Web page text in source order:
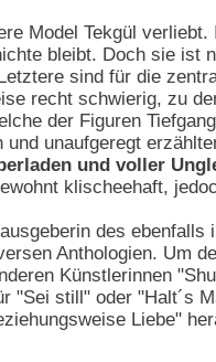
Model Tekgül
bleibt. Doch sie ist
sind für die
recht schwierig, zu
der Figuren
unaufgeregt
und voller
klischeehaft,
des ebenfalls
Anthologien. Um
Künstlerinnen
still" oder "Halt´s
Liebe"